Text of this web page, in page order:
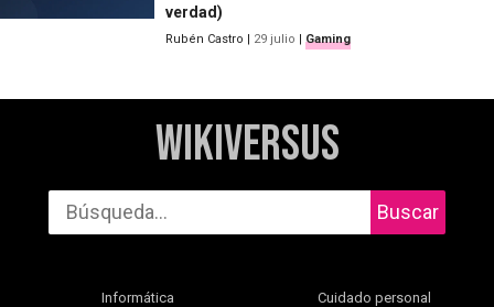
verdad)
Rubén Castro | 29 julio | Gaming
WikiVersus
Buscar
Informática Cuidado personal